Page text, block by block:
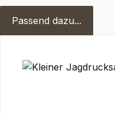
Passend dazu...